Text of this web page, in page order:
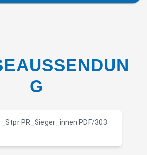
G
PR_Sieger_innen PDF/303